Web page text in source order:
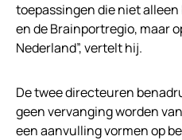
toepassingen die niet
en de Brainportregio, maar
Nederland”, vertelt hij.
De twee directeuren
geen vervanging worden
een aanvulling vormen op